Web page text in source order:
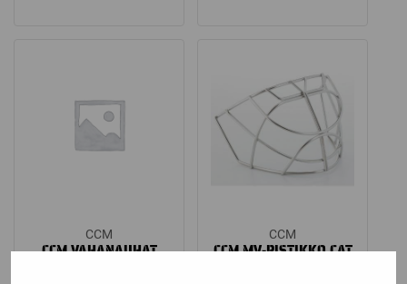
CCM
CCM VAHANAUHAT
CCM
CCM MV-RISTIKKO CAT